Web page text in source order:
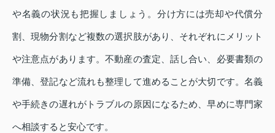
や名義の状況も把握しましょう。分け方には売却や代償分
割、現物分割など複数の選択肢があり、それぞれにメリット
や注意点があります。不動産の査定、話し合い、必要書類の
準備、登記など流れも整理して進めることが大切です。名義
や手続きの遅れがトラブルの原因になるため、早めに専門家
へ相談すると安心です。